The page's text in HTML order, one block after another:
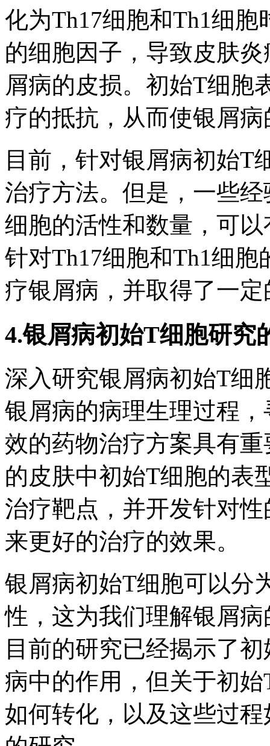
化为Th17细胞和Th1细
的细胞因子，导致皮肤
屑病的皮损。初始T细胞
疗的抵抗，从而使银屑
目前，针对银屑病初始T
治疗方法。但是，一些
细胞的活性和数量，可
针对Th17细胞和Th1细
疗银屑病，并取得了一
4.银屑病初始T细胞研究
深入研究银屑病初始T细
银屑病的病理生理过程
效的药物治疗方案具有
的皮肤中初始T细胞的表
治疗靶点，并开发针对
来更好的治疗的效果。
银屑病初始T细胞可以分
性，这为我们理解银屑
目前的研究已经揭示了
病中的作用，但关于初
如何转化，以及这些过